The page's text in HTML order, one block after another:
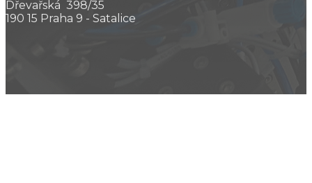
Dřevařská 398/35
190 15 Praha 9 - Satalice